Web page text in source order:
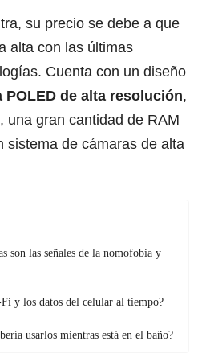
su precio se debe a que
alta con las últimas
Cuenta con un diseño
POLED de alta resolución,
una gran cantidad de RAM
sistema de cámaras de alta
son las señales de la nomofobia y
y los datos del celular al tiempo?
usarlos mientras está en el baño?